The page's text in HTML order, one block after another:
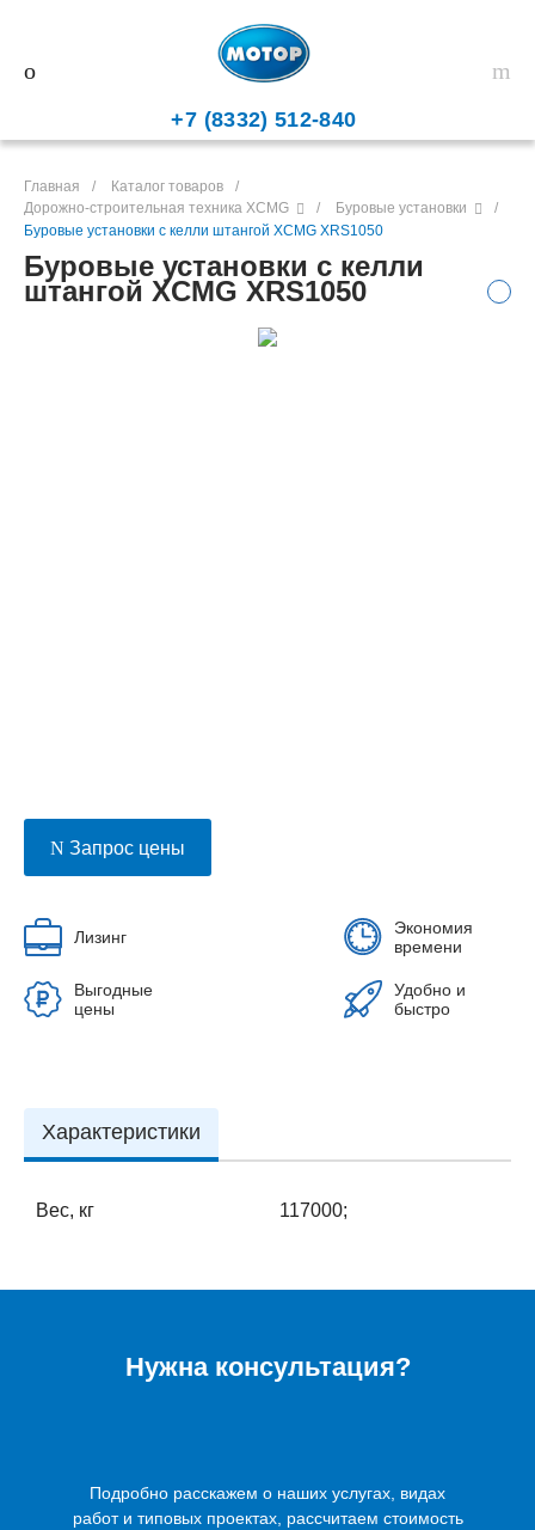
+7 (8332) 512-840
Главная / Каталог товаров
/
Дорожно-строительная техника XCMG
/ Буровые установки
/
Буровые установки с келли штангой XCMG XRS1050
Буровые установки с келли
штангой XCMG XRS1050
Запрос цены
Лизинг
Экономия
времени
Выгодные
цены
Удобно и
быстро
Характеристики
Вес, кг 117000;
Нужна консультация?
Подробно расскажем о наших услугах, видах
работ и типовых проектах, рассчитаем стоимость